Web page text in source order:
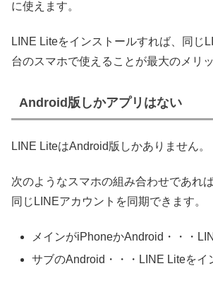
に使えます。
LINE Liteをインストールすれば、同じ
台のスマホで使えることが最大のメリッ
Android版しかアプリはない
LINE LiteはAndroid版しかありません。
次のようなスマホの組み合わせであれ
同じLINEアカウントを同期できます。
メインがiPhoneかAndroid・・・
サブのAndroid・・・LINE Liteをイ